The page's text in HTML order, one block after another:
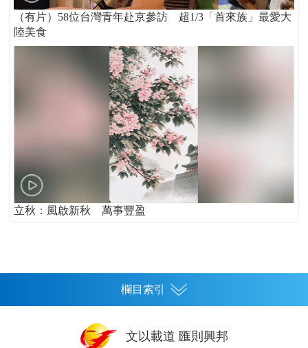
（有片）58位台灣青年赴京參訪 超1/3「首來族」最愛大
陸美食
立秋：風啟新秋 萬事豐盈
欄目索引
文以載道 匯則興邦